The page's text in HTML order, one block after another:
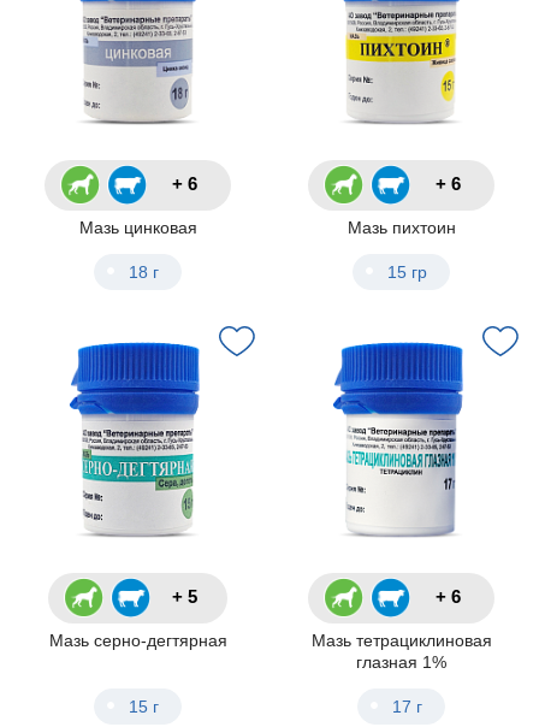
+ 6
Мазь цинковая
18 г
+ 6
Мазь пихтоин
15 гр
+ 5
Мазь серно-дегтярная
15 г
+ 6
Мазь тетрациклиновая
глазная 1%
17 г